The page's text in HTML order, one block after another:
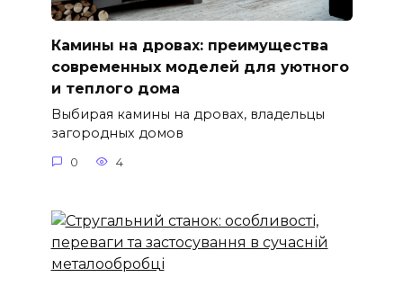
Камины на дровах: преимущества
современных моделей для уютного
и теплого дома
Выбирая камины на дровах, владельцы
загородных домов
0 4